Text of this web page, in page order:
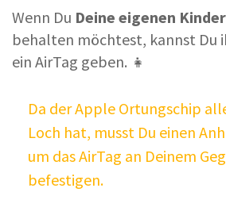
Wenn Du Deine eigenen Kinder
behalten möchtest, kannst Du
ein AirTag geben. 👧
Da der Apple Ortungschip
Loch hat, musst Du einen
um das AirTag an Deinem
befestigen.